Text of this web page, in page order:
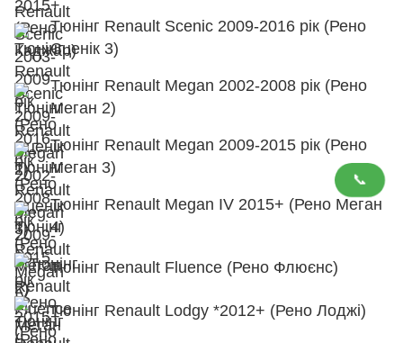
📞
Тюнінг Renault Scenic 2009-2016 рік (Рено
Сценік 3)
Тюнінг Renault Megan 2002-2008 рік (Рено
Меган 2)
Тюнінг Renault Megan 2009-2015 рік (Рено
Меган 3)
Тюнінг Renault Megan IV 2015+ (Рено Меган
4)
Тюнінг Renault Fluence (Рено Флюєнс)
Тюнінг Renault Lodgy *2012+ (Рено Лоджі)